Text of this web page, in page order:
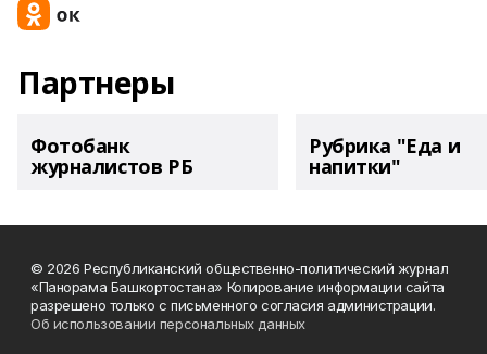
Партнеры
Фотобанк
журналистов РБ
Рубрика "Еда и
напитки"
© 2026 Республиканский общественно-политический журнал
«Панорама Башкортостана» Копирование информации сайта
разрешено только с письменного согласия администрации.
Об использовании персональных данных